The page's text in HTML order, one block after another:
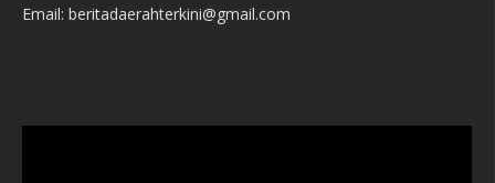
Email: beritadaerahterkini@gmail.com